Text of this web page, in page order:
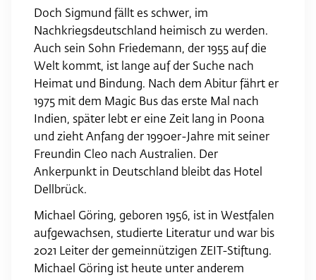
Doch Sigmund fällt es schwer, im
Nachkriegsdeutschland heimisch zu werden.
Auch sein Sohn Friedemann, der 1955 auf die
Welt kommt, ist lange auf der Suche nach
Heimat und Bindung. Nach dem Abitur fährt er
1975 mit dem Magic Bus das erste Mal nach
Indien, später lebt er eine Zeit lang in Poona
und zieht Anfang der 1990er-Jahre mit seiner
Freundin Cleo nach Australien. Der
Ankerpunkt in Deutschland bleibt das Hotel
Dellbrück.
Michael Göring, geboren 1956, ist in Westfalen
aufgewachsen, studierte Literatur und war bis
2021 Leiter der gemeinnützigen ZEIT-Stiftung.
Michael Göring ist heute unter anderem